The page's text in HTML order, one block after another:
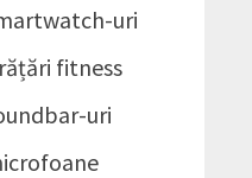
uri
fitness
uri